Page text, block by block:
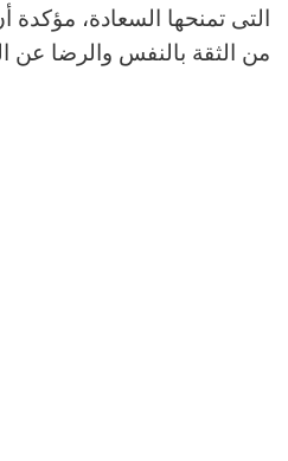
البريد الالكتروني
التى تمنحها السعادة، مؤكدة
من الثقة بالنفس والرضا عن